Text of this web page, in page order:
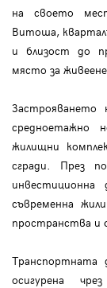
на своето
Витоша,
и близост до
място за живеене.
Застрояването
средноетажно
жилищни
сгради. През
съвременна
пространства и
осигурена